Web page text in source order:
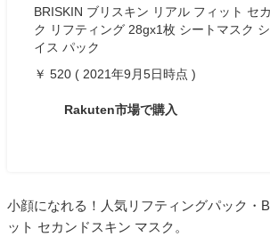
BRISKIN ブリスキン リアル フィット セ
ク リフティング 28gx1枚 シートマスク
イス パック
￥ 520 ( 2021年9月5日時点 )
Rakuten市場で購入
小顔になれる！人気リフティングパック・
ット セカンドスキン マスク。